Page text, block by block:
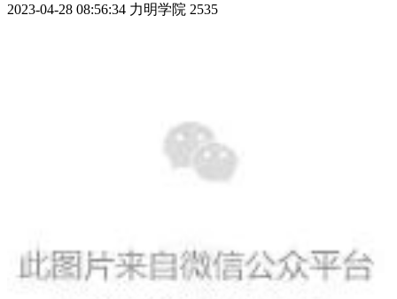
2023-04-28 08:56:34 力明学院 2535